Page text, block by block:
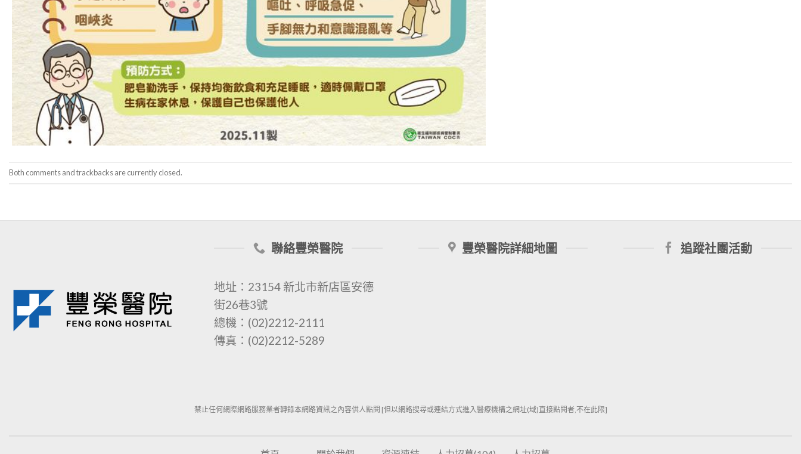
Both comments and trackbacks are currently closed.
聯絡豐榮醫院
地址：23154 新北市新店區安德
街26巷3號
總機：(02)2212-2111
傳真：(02)2212-5289
豐榮醫院詳細地圖 追蹤社團活動
禁止任何網際網路服務業者轉錄本網路資訊之內容供人點閱 [但以網路搜尋或連結方式進入醫療機構之網址(域)直接點閱者,不在此限]